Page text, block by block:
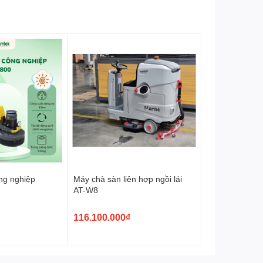
nghiệp
Máy chà sàn liên hợp ngồi lái
AT-W8
116.100.000₫